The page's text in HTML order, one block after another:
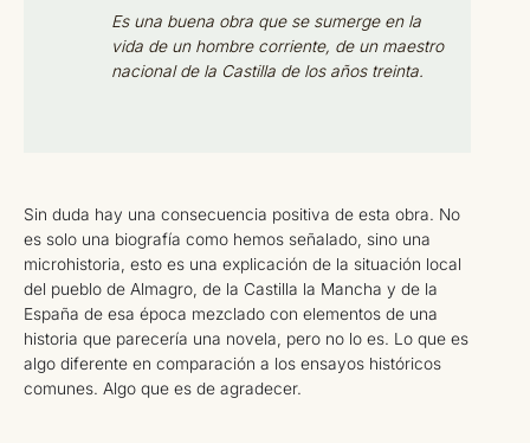
Es una buena obra que se sumerge en la
vida de un hombre corriente, de un maestro
nacional de la Castilla de los años treinta.
Sin duda hay una consecuencia positiva de esta obra. No
es solo una biografía como hemos señalado, sino una
microhistoria, esto es una explicación de la situación local
del pueblo de Almagro, de la Castilla la Mancha y de la
España de esa época mezclado con elementos de una
historia que parecería una novela, pero no lo es. Lo que es
algo diferente en comparación a los ensayos históricos
comunes. Algo que es de agradecer.